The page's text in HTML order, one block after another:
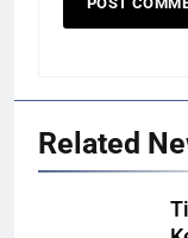
Related